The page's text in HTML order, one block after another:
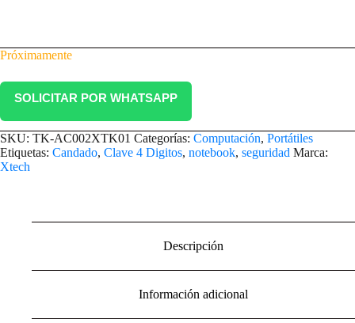
Próximamente
SOLICITAR POR WHATSAPP
SKU: TK-AC002XTK01 Categorías: Computación, Portátiles
Etiquetas: Candado, Clave 4 Digitos, notebook, seguridad Marca:
Xtech
Descripción
Información adicional